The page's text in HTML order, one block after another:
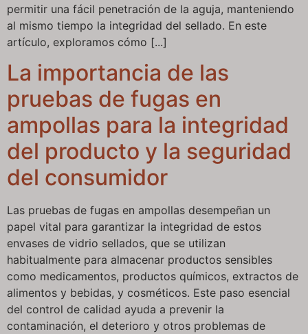
permitir una fácil penetración de la aguja, manteniendo
al mismo tiempo la integridad del sellado. En este
artículo, exploramos cómo [...]
La importancia de las
pruebas de fugas en
ampollas para la integridad
del producto y la seguridad
del consumidor
Las pruebas de fugas en ampollas desempeñan un
papel vital para garantizar la integridad de estos
envases de vidrio sellados, que se utilizan
habitualmente para almacenar productos sensibles
como medicamentos, productos químicos, extractos de
alimentos y bebidas, y cosméticos. Este paso esencial
del control de calidad ayuda a prevenir la
contaminación, el deterioro y otros problemas de